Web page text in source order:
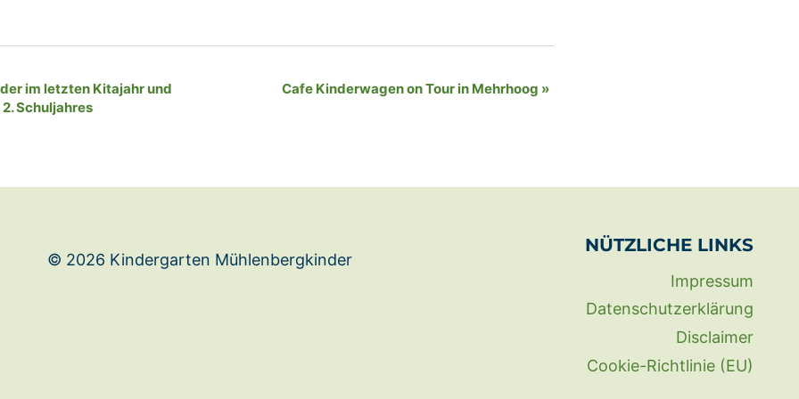
im letzten Kitajahr und
Schuljahres
Cafe Kinderwagen on Tour in Mehrhoog »
© 2026 Kindergarten Mühlenbergkinder
NÜTZLICHE LINKS
Impressum
Datenschutzerklärung
Disclaimer
Cookie-Richtlinie (EU)